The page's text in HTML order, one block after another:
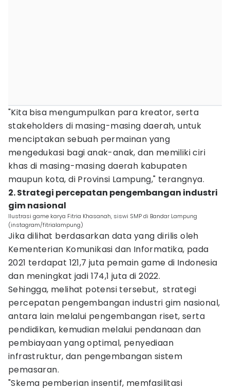
"Kita bisa mengumpulkan para kreator, serta
stakeholders di masing-masing daerah, untuk
menciptakan sebuah permainan yang
mengedukasi bagi anak-anak, dan memiliki ciri
khas di masing-masing daerah kabupaten
maupun kota, di Provinsi Lampung," terangnya.
2. Strategi percepatan pengembangan industri
gim nasional
Ilustrasi game karya Fitria Khasanah, siswi SMP di Bandar Lampung
(instagram/fitrialampung)
Jika dilihat berdasarkan data yang dirilis oleh
Kementerian Komunikasi dan Informatika, pada
2021 terdapat 121,7 juta pemain game di Indonesia
dan meningkat jadi 174,1 juta di 2022.
Sehingga, melihat potensi tersebut, strategi
percepatan pengembangan industri gim nasional,
antara lain melalui pengembangan riset, serta
pendidikan, kemudian melalui pendanaan dan
pembiayaan yang optimal, penyediaan
infrastruktur, dan pengembangan sistem
pemasaran.
"Skema pemberian insentif, memfasilitasi